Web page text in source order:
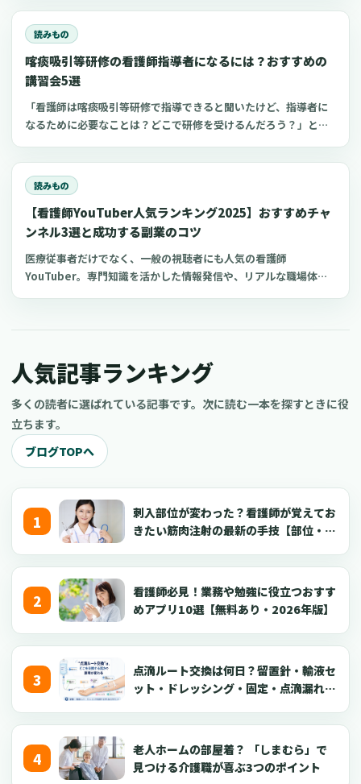
類は多く、看護師がそれぞれの輸液製剤の特徴や使い分けを理解
するのは難しいものです。 今回は、看護師が知っておきたい電解
質輸液の種類と違いについてわかりやすく解説します。
読みもの
喀痰吸引等研修の看護師指導者になるには？おすすめの
講習会5選
「看護師は喀痰吸引等研修で指導できると聞いたけど、指導者に
なるために必要なことは？どこで研修を受けるんだろう？」と思
護師としてのスキルアップにつながり病院や介護施設の仕事に生
かせるかもしれません 。今回は、喀痰吸引等研修の指導教員にな
る条件やおすすめの講習会についてご紹介します。
読みもの
【看護師YouTuber人気ランキング2025】おすすめチャ
ンネル3選と成功する副業のコツ
医療従事者だけでなく、一般の視聴者にも人気の看護師
YouTuber。専門知識を活かした情報発信や、リアルな職場体験
看護師がYouTube副業を成功させるコツについてご紹介します。
に興味がある一般の方もぜひ参考にしてくださいね。
人気記事ランキング
多くの読者に選ばれている記事です。次に読む一本を探すときに役
立ちます。
ブログTOPへ
刺入部位が変わった？看護師が覚えてお
きたい筋肉注射の最新の手技【部位・
看護師必見！業務や勉強に役立つおすす
めアプリ10選【無料あり・2026年版】
点滴ルート交換は何日？留置針・輸液セ
ット・ドレッシング・固定・点滴漏れ対
老人ホームの部屋着？ 「しまむら」で
見つける介護職が喜ぶ3つのポイント